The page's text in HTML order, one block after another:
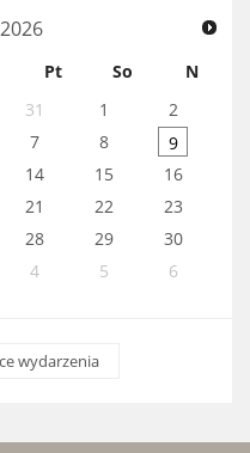
2026
Pt So
N
31 1
2
7 8
9
14 15
16
21 22
23
28 29
30
4 5 6
wydarzenia